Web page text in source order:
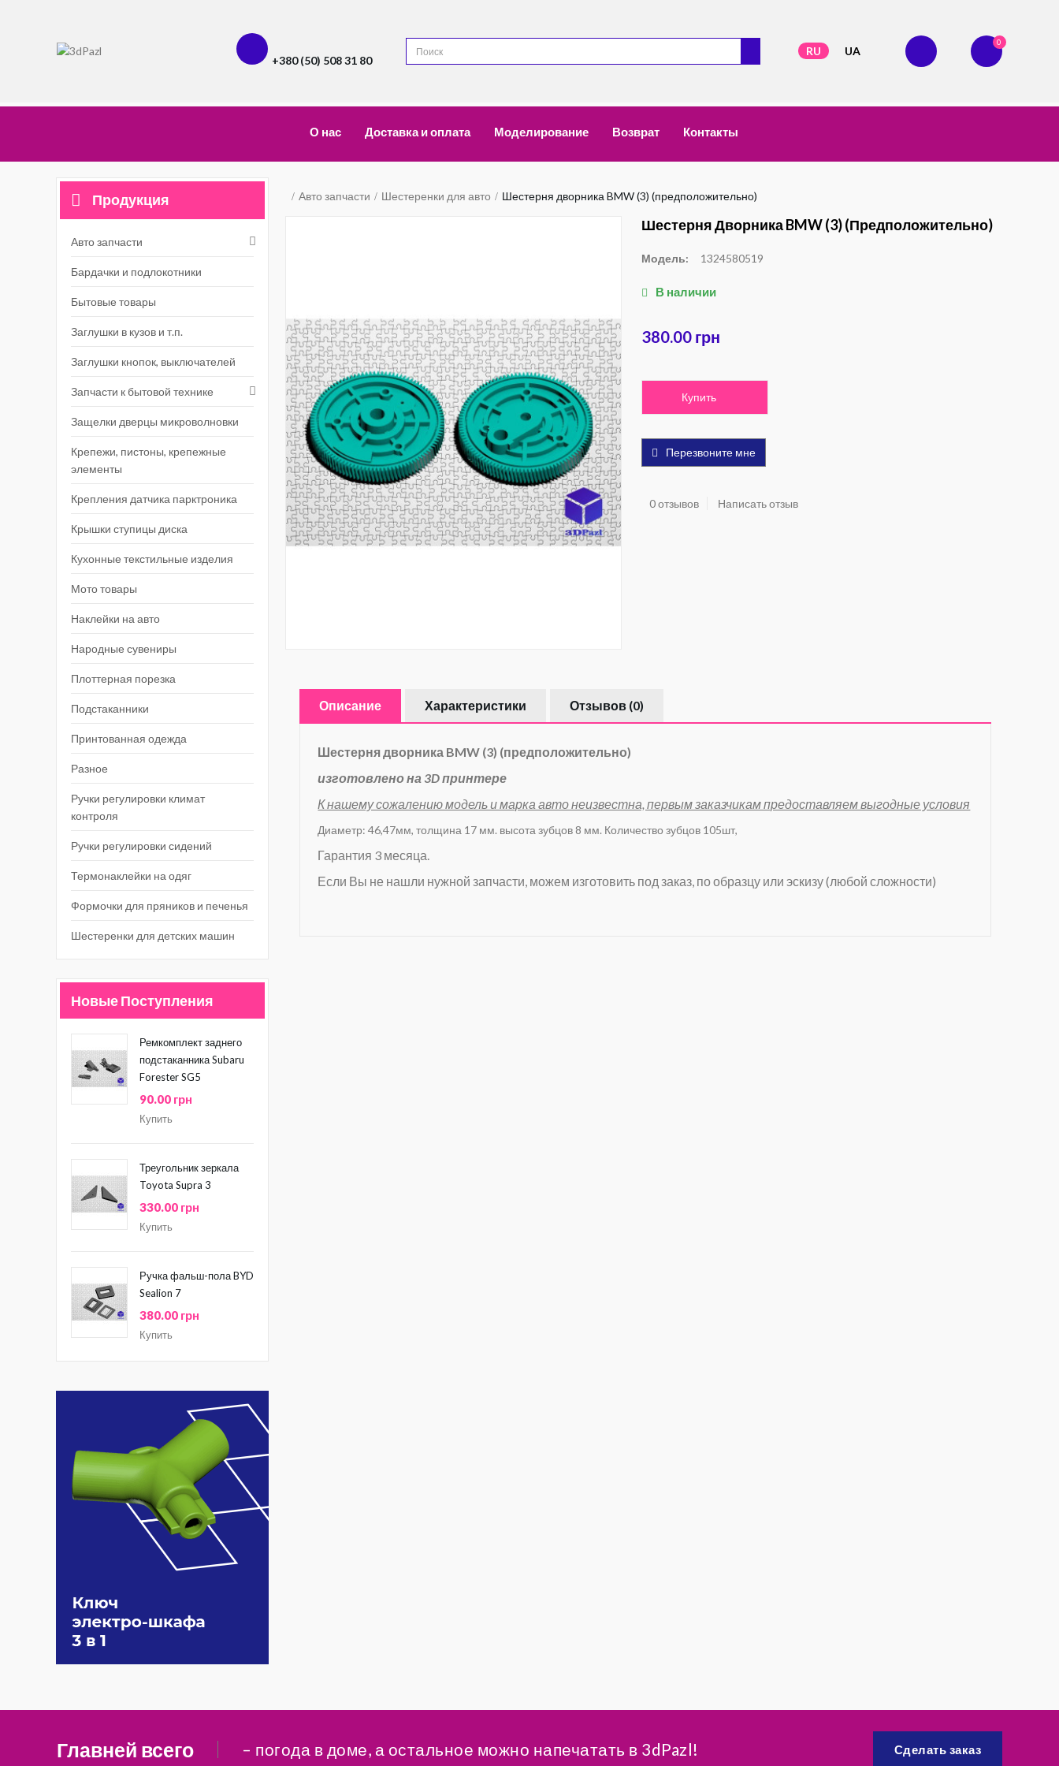
+380 (50) 508 31 80
RU UA
0
О нас Доставка и оплата Моделирование Возврат Контакты
Продукция
Авто запчасти
Бардачки и подлокотники
Бытовые товары
Заглушки в кузов и т.п.
Заглушки кнопок, выключателей
Запчасти к бытовой технике
Защелки дверцы микроволновки
Крепежи, пистоны, крепежные
элементы
Крепления датчика парктроника
Крышки ступицы диска
Кухонные текстильные изделия
Мото товары
Наклейки на авто
Народные сувениры
Плоттерная порезка
Подстаканники
Принтованная одежда
Разное
Ручки регулировки климат
контроля
Ручки регулировки сидений
Термонаклейки на одяг
Формочки для пряников и печенья
Шестеренки для детских машин
Новые Поступления
Ремкомплект заднего
подстаканника Subaru
Forester SG5
90.00 грн
Купить
Треугольник зеркала
Toyota Supra 3
330.00 грн
Купить
Ручка фальш-пола BYD
Sealion 7
380.00 грн
Купить
Авто запчасти Шестеренки для авто Шестерня дворника BMW (3) (предположительно)
Шестерня Дворника BMW (3) (предположительно)
Модель: 1324580519
В наличии
380.00 грн
Купить
Перезвоните мне
0 отзывов Написать отзыв
Описание Характеристики Отзывов (0)
Шестерня дворника BMW (3) (предположительно)
изготовлено на 3D принтере
К нашему сожалению модель и марка авто неизвестна, первым заказчикам предоставляем выгодные условия
Диаметр: 46,47мм, толщина 17 мм. высота зубцов 8 мм. Количество зубцов 105шт,
Гарантия 3 месяца.
Если Вы не нашли нужной запчасти, можем изготовить под заказ, по образцу или эскизу (любой сложности)
Главней всего – погода в доме, а остальное можно напечатать в 3dPazl! Сделать заказ